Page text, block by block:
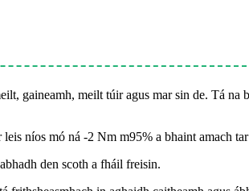
gaineamh, meilt túir agus mar sin de. Tá
níos mó ná -2 Nm m95% a bhaint amach
den scoth a fháil freisin.